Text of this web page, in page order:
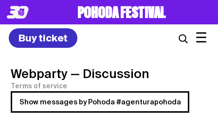
POHODA FESTIVAL
Buy ticket ☰
Webparty — Discussion
Terms of service
Show messages by Pohoda #agenturapohoda